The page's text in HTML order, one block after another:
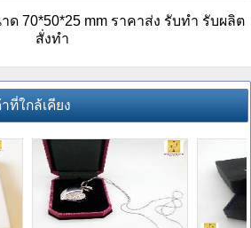
70*50*25 mm ราคาส่ง รับทำ รับผลิต
สั่งทำ
ที่ใกล้เคียง